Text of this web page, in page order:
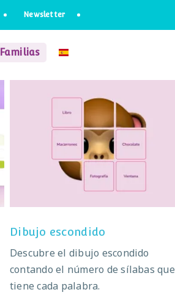
Newsletter
Familias
Dibujo escondido
Dibujo escondido
Descubre el dibujo escondido
contando el número de sílabas que
tiene cada palabra.